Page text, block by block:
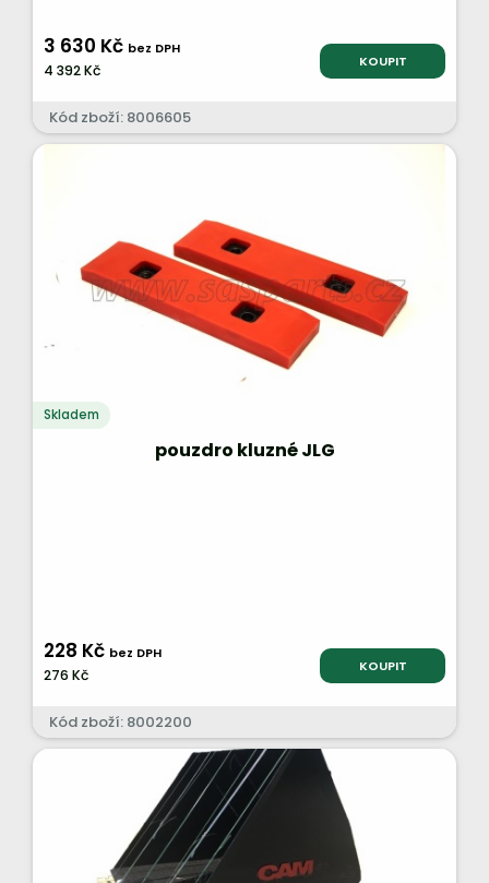
3 630 Kč bez DPH
4 392 Kč KOUPIT
Kód zboží: 8006605
Skladem
pouzdro kluzné JLG
228 Kč bez DPH
276 Kč KOUPIT
Kód zboží: 8002200